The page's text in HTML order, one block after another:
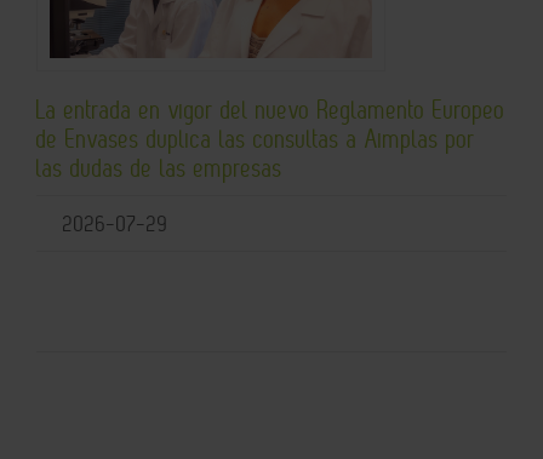
La entrada en vigor del nuevo Reglamento Europeo
de Envases duplica las consultas a Aimplas por
las dudas de las empresas
2026-07-29